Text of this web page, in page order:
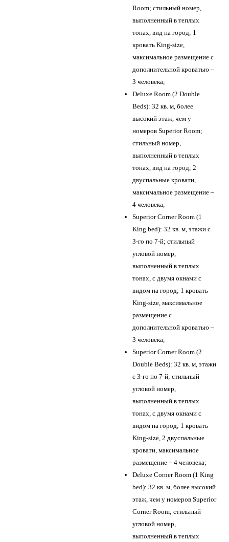
Room; стильный номер,
выполненный в теплых
тонах, вид на город; 1
кровать King-size,
максимальное размещение с
дополнительной кроватью –
3 человека;
Deluxe Room (2 Double
Beds): 32 кв. м, более
высокий этаж, чем у
номеров Superior Room;
стильный номер,
выполненный в теплых
тонах, вид на город; 2
двуспальные кровати,
максимальное размещение –
4 человека;
Superior Corner Room (1
King bed): 32 кв. м, этажи с
3-го по 7-й; стильный
угловой номер,
выполненный в теплых
тонах, с двумя окнами с
видом на город; 1 кровать
King-size, максимальное
размещение с
дополнительной кроватью –
3 человека;
Superior Corner Room (2
Double Beds): 32 кв. м, этажи
с 3-го по 7-й; стильный
угловой номер,
выполненный в теплых
тонах, с двумя окнами с
видом на город; 1 кровать
King-size, 2 двуспальные
кровати, максимальное
размещение – 4 человека;
Deluxe Corner Room (1 King
bed): 32 кв. м, более высокий
этаж, чем у номеров Superior
Corner Room; стильный
угловой номер,
выполненный в теплых